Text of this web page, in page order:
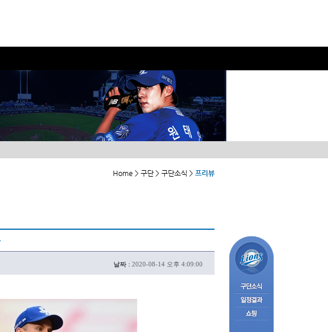
Home > 구단 > 구단소식 > 프리뷰
날짜 : 2020-08-14 오후 4:09:00